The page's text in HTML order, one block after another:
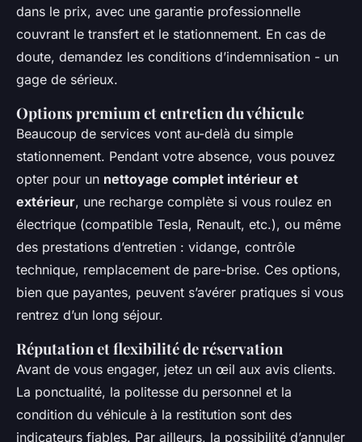
dans le prix, avec une garantie professionnelle
couvrant le transfert et le stationnement. En cas de
doute, demandez les conditions d’indemnisation - un
gage de sérieux.
Options premium et entretien du véhicule
Beaucoup de services vont au-delà du simple
stationnement. Pendant votre absence, vous pouvez
opter pour un nettoyage complet intérieur et
extérieur, une recharge complète si vous roulez en
électrique (compatible Tesla, Renault, etc.), ou même
des prestations d’entretien : vidange, contrôle
technique, remplacement de pare-brise. Ces options,
bien que payantes, peuvent s’avérer pratiques si vous
rentrez d’un long séjour.
Réputation et flexibilité de réservation
Avant de vous engager, jetez un œil aux avis clients.
La ponctualité, la politesse du personnel et la
condition du véhicule à la restitution sont des
indicateurs fiables. Par ailleurs, la possibilité d’annuler